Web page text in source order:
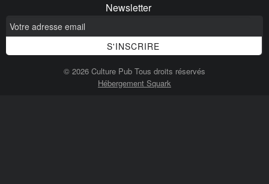
Newsletter
© 2026 Culture Pub Tous droits réservés
Hébergement Squark